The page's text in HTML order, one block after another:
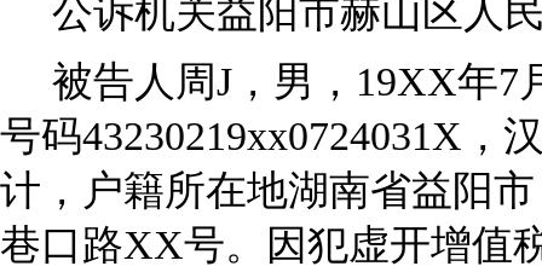
公诉机关益阳市赫山区人
被告人周J，男，19XX年7
号码43230219xx0724031X，
计，户籍所在地湖南省益阳
巷口路XX号。因犯虚开增值